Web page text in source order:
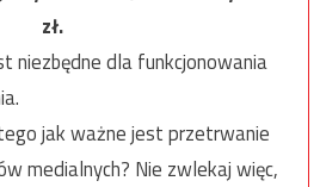
zł.
niezbędne dla funkcjonowania
jak ważne jest przetrwanie
medialnych? Nie zwlekaj więc,